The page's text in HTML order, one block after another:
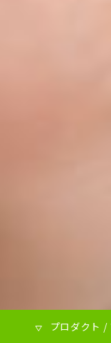
プロダクト /